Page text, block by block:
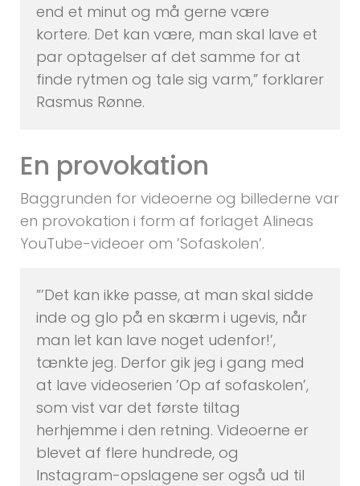
end et minut og må gerne være
kortere. Det kan være, man skal lave et
par optagelser af det samme for at
finde rytmen og tale sig varm,” forklarer
Rasmus Rønne.
En provokation
Baggrunden for videoerne og billederne var
en provokation i form af forlaget Alineas
YouTube-videoer om ’Sofaskolen’.
”’Det kan ikke passe, at man skal sidde
inde og glo på en skærm i ugevis, når
man let kan lave noget udenfor!’,
tænkte jeg. Derfor gik jeg i gang med
at lave videoserien ’Op af sofaskolen’,
som vist var det første tiltag
herhjemme i den retning. Videoerne er
blevet af flere hundrede, og
Instagram-opslagene ser også ud til